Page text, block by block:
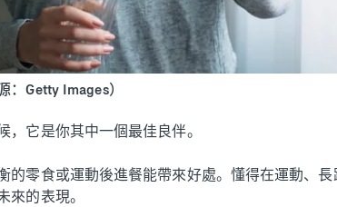
：Getty Images）
它是你其中一個最佳良伴。
的零食或運動後進餐能帶來好處。懂得在運動、
來的表現。